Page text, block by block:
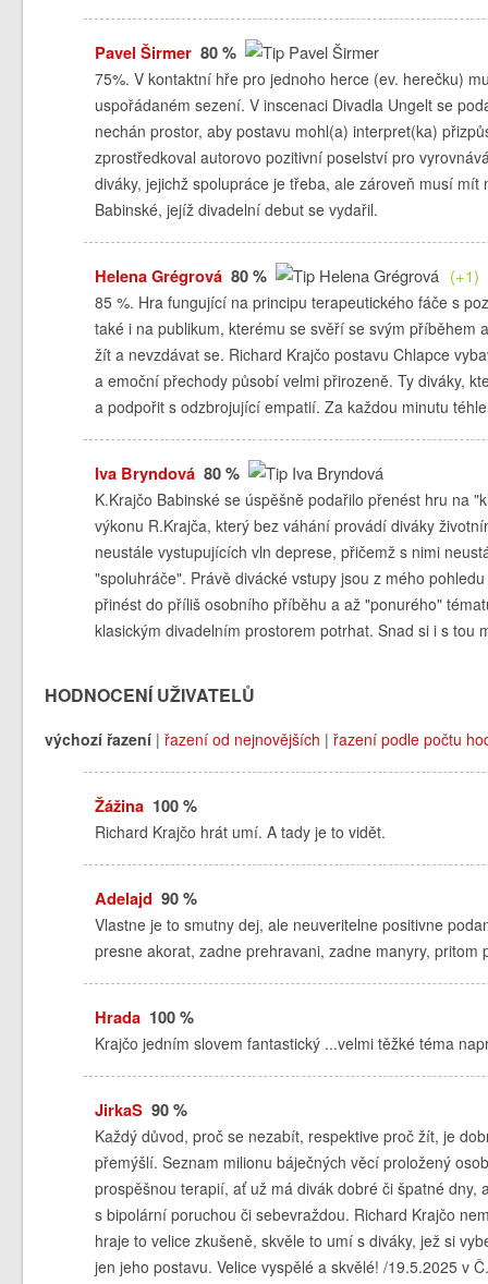
Pavel Širmer80 %
75%. V kontaktní hře pro jednoho herce (ev. herečku)
uspořádaném sezení. V inscenaci Divadla Ungelt se
nechán prostor, aby postavu mohl(a) interpret(ka)
zprostředkoval autorovo pozitivní poselství pro
diváky, jejichž spolupráce je třeba, ale zároveň musí
Babinské, jejíž divadelní debut se vydařil.
Helena Grégrová80 % (+1)
85 %. Hra fungující na principu terapeutického fáče s
také i na publikum, kterému se svěří se svým příběhem
žít a nevzdávat se. Richard Krajčo postavu Chlapce
a emoční přechody působí velmi přirozeně. Ty diváky,
a podpořit s odzbrojující empatií. Za každou minutu
Iva Bryndová80 %
K.Krajčo Babinské se úspěšně podařilo přenést hru na
výkonu R.Krajča, který bez váhání provádí diváky
neustále vystupujících vln deprese, přičemž s nimi
"spoluhráče". Právě divácké vstupy jsou z mého
přinést do příliš osobního příběhu a až "ponurého"
klasickým divadelním prostorem potrhat. Snad si i s tou
HODNOCENÍ UŽIVATELŮ
výchozí řazení |řazení od nejnovějších |řazení podle počtu
Žážina100 %
Richard Krajčo hrát umí. A tady je to vidět.
Adelajd 90 %
Vlastne je to smutny dej, ale neuveritelne positivne
presne akorat, zadne prehravani, zadne manyry, pritom
Hrada100 %
Krajčo jedním slovem fantastický ...velmi těžké téma
JirkaS90 %
Každý důvod, proč se nezabít, respektive proč žít, je
přemýšlí. Seznam milionu báječných věcí proložený
prospěšnou terapií, ať už má divák dobré či špatné
s bipolární poruchou či sebevraždou. Richard Krajčo
hraje to velice zkušeně, skvěle to umí s diváky, jež si
jen jeho postavu. Velice vyspělé a skvělé! /19.5.2025 v